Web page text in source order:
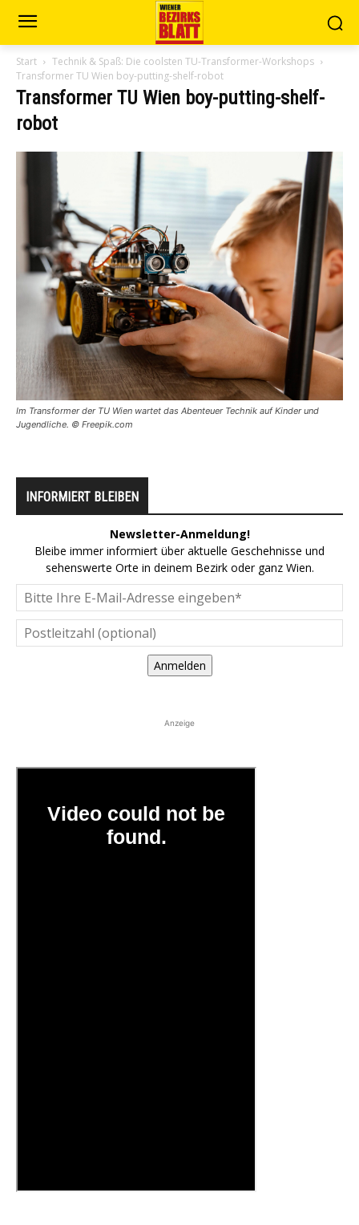
Start
Technik & Spaß: Die coolsten TU-Transformer-Workshops
Transformer TU Wien boy-putting-shelf-robot
Transformer TU Wien boy-putting-shelf-
robot
Im Transformer der TU Wien wartet das Abenteuer Technik auf Kinder und
Jugendliche. © Freepik.com
INFORMIERT BLEIBEN
Newsletter-Anmeldung!
Bleibe immer informiert über aktuelle Geschehnisse und
sehenswerte Orte in deinem Bezirk oder ganz Wien.
Anmelden
Anzeige